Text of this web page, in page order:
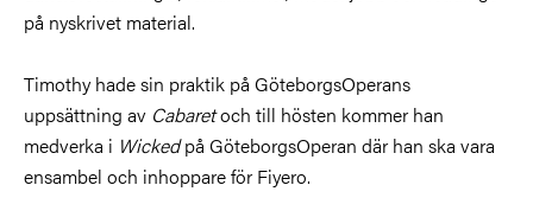
på nyskrivet material.
Timothy hade sin praktik på GöteborgsOperans
uppsättning av Cabaretoch till hösten kommer han
medverka i Wickedpå GöteborgsOperan där han ska vara
ensambel och inhoppare för Fiyero.